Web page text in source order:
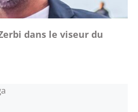
dans le viseur du